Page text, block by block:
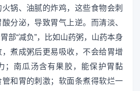
锅、油腻的炸鸡，这些食物会刺
分泌，导致胃气上逆。而清淡、
部“减负”，比如山药粥，山药本身
煮成粥后更易吸收，不会给胃增
；南瓜汤含有果胶，能保护胃黏
和胃的刺激；软面条煮得软烂一